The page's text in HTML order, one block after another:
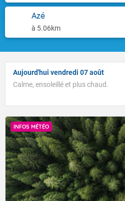
Azé
à 5.06km
Aujourd'hui vendredi 07 août
Calme, ensoleillé et plus chaud.
INFOS MÉTÉO